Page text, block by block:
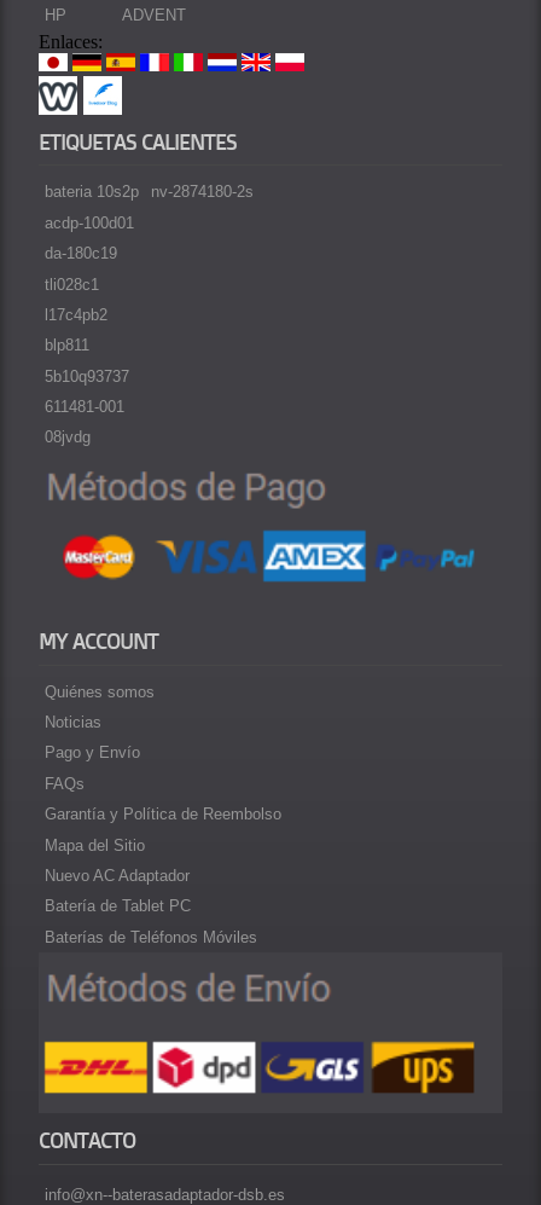
HP
ADVENT
Enlaces:
ETIQUETAS CALIENTES
bateria 10s2p
acdp-100d01
da-180c19
tli028c1
l17c4pb2
blp811
5b10q93737
611481-001
08jvdg
nv-2874180-2s
MY ACCOUNT
Quiénes somos
Noticias
Pago y Envío
FAQs
Garantía y Política de Reembolso
Mapa del Sitio
Nuevo AC Adaptador
Batería de Tablet PC
Baterías de Teléfonos Móviles
CONTACTO
info@xn--baterasadaptador-dsb.es